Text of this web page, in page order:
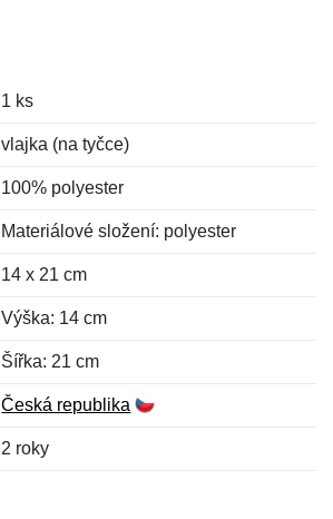
1 ks
vlajka (na tyčce)
100% polyester
Materiálové složení: polyester
14 x 21 cm
Výška: 14 cm
Šířka: 21 cm
Česká republika
2 roky